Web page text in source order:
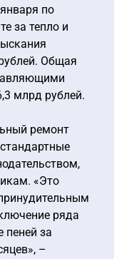
по
за тепло и
Общая
млрд рублей.
ремонт
«Это
ряда
пеней за
–